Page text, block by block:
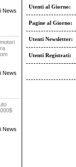
News
News
News
Utenti al Giorno:
Pagine al Giorno:
Utenti Newsletter:
Utenti Registrati: